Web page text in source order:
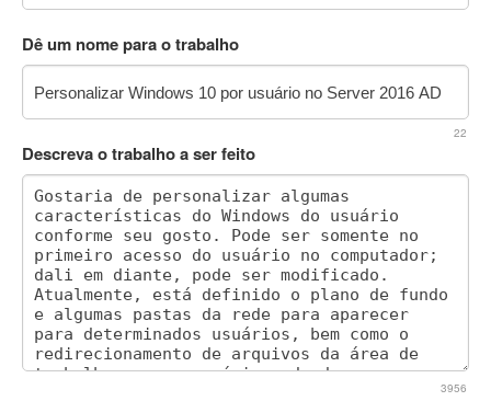
Dê um nome para o trabalho
22
Descreva o trabalho a ser feito
3956